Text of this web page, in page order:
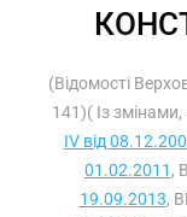
(Відомості
141)( Із
IV від
01.02.2011 ,
19.09.2013,